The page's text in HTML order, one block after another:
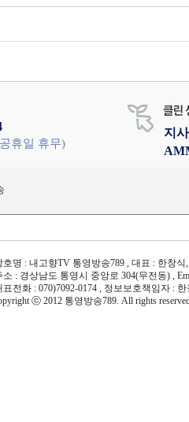
휴일 휴무)
지
호명 : 내고향TV 통영방송789 , 대표 : 한창식
소 : 경상남도 통영시 중앙로 304(무전동) ,
표전화 : 070)7092-0174 , 정보보호책임자 :
ⓒ 2012 통영방송789. All rights